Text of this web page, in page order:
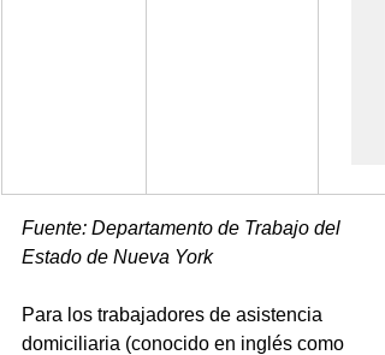
Fuente: Departamento de Trabajo del
Estado de Nueva York
Para los trabajadores de asistencia
domiciliaria (conocido en inglés como